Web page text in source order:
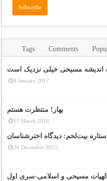
Comments
Tags
مسیحی خیلی نزدیک است
4 January 2017
بهار! منتظرت هستم
15 March 2016
بیت‌لحم: دیدگاه اخترشناسان
26 December 2015
مسیحی و اسلامی-سری اول